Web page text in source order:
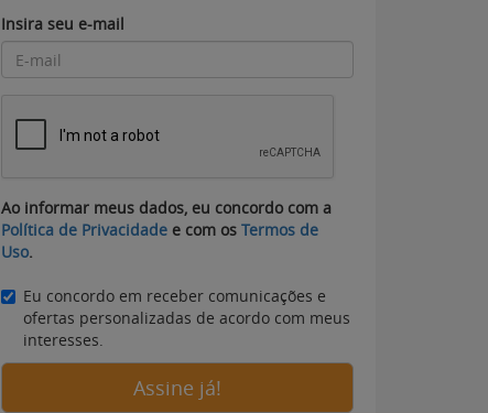
Insira seu e-mail
Ao informar meus dados, eu concordo com a
Política de Privacidade e com os Termos de
Uso.
Eu concordo em receber comunicações e
ofertas personalizadas de acordo com meus
interesses.
Assine já!